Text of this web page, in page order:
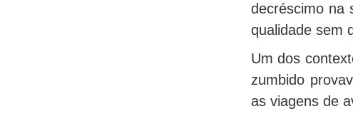
decréscimo na
qualidade sem
Um dos
zumbido
as viagens de